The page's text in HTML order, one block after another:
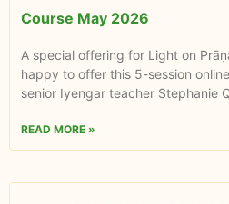
Course May 2026
A special offering for Light on
happy to offer this 5-session
senior Iyengar teacher Stephanie
READ MORE »